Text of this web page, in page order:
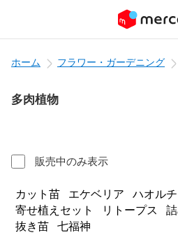
ホーム フラワー・ガーデニング
多肉植物
販売中のみ表示
カット苗 エケベリア ハオル
寄せ植えセット
リトープス
抜き苗
七福神